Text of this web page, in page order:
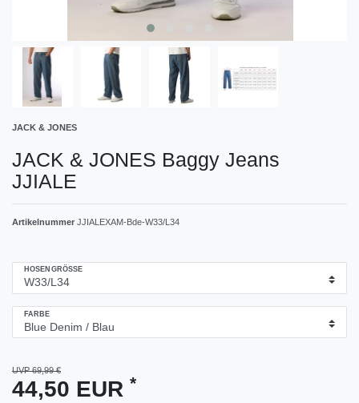
JACK & JONES
JACK & JONES Baggy Jeans
JJIALE
Artikelnummer JJIALEXAM-Bde-W33/L34
HOSENGRÖSSE
FARBE
UVP 69,99 €
44,50 EUR *